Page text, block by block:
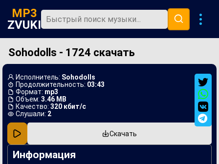
MP3
ZVUKI
Главная
Популярная
В машину
Музыка 80х
Ремиксы
Sohodolls - 1724 скачать
Исполнитель: Sohodolls
Продолжительность: 03:43
Формат: mp3
Объем: 3.46 MB
Качество: 320 кбит/с
Слушали: 2
Скачать
Информация